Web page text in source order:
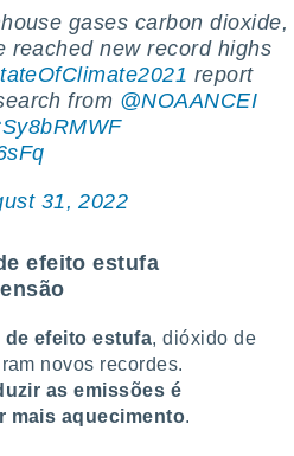
gases carbon dioxide,
reached new record highs
report
from @NOAANCEI
31, 2022
efeito estufa
efeito estufa, dióxido de
novos recordes.
as emissões é
mais aquecimento.